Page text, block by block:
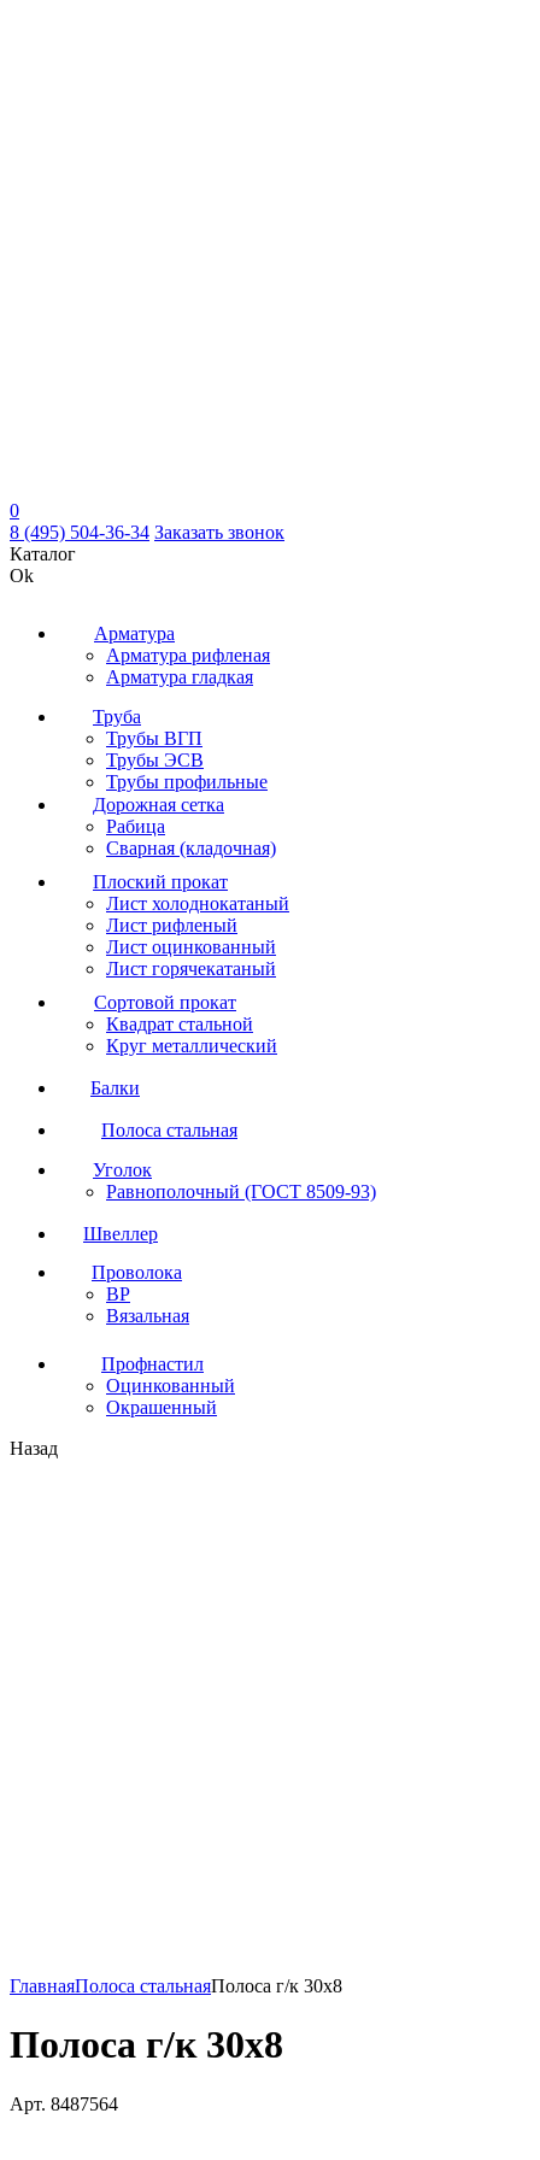
0
8 (495) 504-36-34 Заказать звонок
Каталог
Ok
Арматура
Арматура рифленая
Арматура гладкая
Труба
Трубы ВГП
Трубы ЭСВ
Трубы профильные
Дорожная сетка
Рабица
Сварная (кладочная)
Плоский прокат
Лист холоднокатаный
Лист рифленый
Лист оцинкованный
Лист горячекатаный
Сортовой прокат
Квадрат стальной
Круг металлический
Балки
Полоса стальная
Уголок
Равнополочный (ГОСТ 8509-93)
Швеллер
Проволока
ВР
Вязальная
Профнастил
Оцинкованный
Окрашенный
Назад
ГлавнаяПолоса стальнаяПолоса г/к 30х8
Полоса г/к 30х8
Арт. 8487564